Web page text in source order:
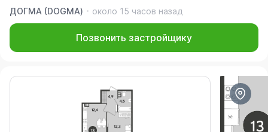
ДОГМА (DOGMA)
около 15 часов назад
Позвонить застройщику